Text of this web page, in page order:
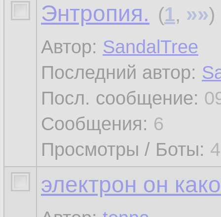
Энтропия. (1, »»)
Автор: SandalTree
Последний автор:
Посл. сообщение:
Сообщения: 6
Просмотры / Боты:
электрон он